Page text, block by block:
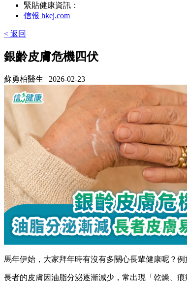
緊貼健康資訊：
信報 hkej.com
< 返回
銀齡皮膚危機四伏
蘇勇柏醫生 | 2026-02-23
馬年伊始，大家拜年時有沒有多關心長輩健康呢？
長者的皮膚因油脂分泌逐漸減少，常出現「乾燥、